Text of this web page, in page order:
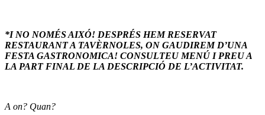
*I NO NOMÉS AIXÓ! DESPRÉS HEM RESERVAT
RESTAURANT A TAVÈRNOLES, ON GAUDIREM D’UNA
FESTA GASTRONOMICA! CONSULTEU MENÚ I PREU A
LA PART FINAL DE LA DESCRIPCIÓ DE L’ACTIVITAT.
A on? Quan?